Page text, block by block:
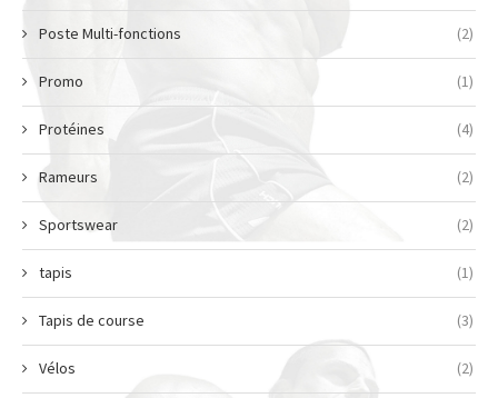
Poste Multi-fonctions (2)
Promo (1)
Protéines (4)
Rameurs (2)
Sportswear (2)
tapis (1)
Tapis de course (3)
Vélos (2)